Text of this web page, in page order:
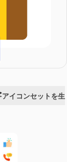
アイコンセットを生